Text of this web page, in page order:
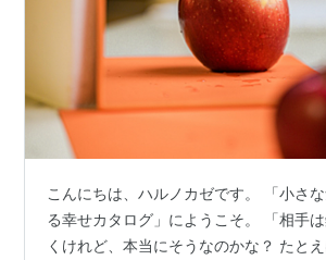
こんにちは、ハルノカゼです。 「小さ
る幸せカタログ」にようこそ。 「相手
くけれど、本当にそうなのかな？ たと